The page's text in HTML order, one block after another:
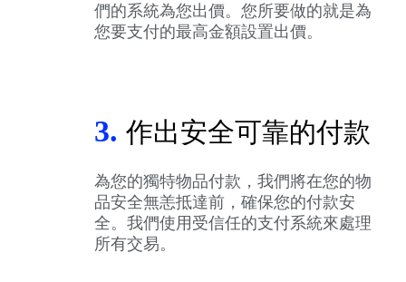
們的系統為您出價。您所要做的就是為
您要支付的最高金額設置出價。
3. 作出安全可靠的付款
為您的獨特物品付款，我們將在您的物
品安全無恙抵達前，確保您的付款安
全。我們使用受信任的支付系統來處理
所有交易。